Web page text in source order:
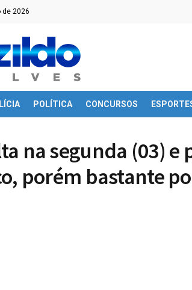
de 2026
POLÍTICA CONCURSOS
na segunda (03)
porém bastante